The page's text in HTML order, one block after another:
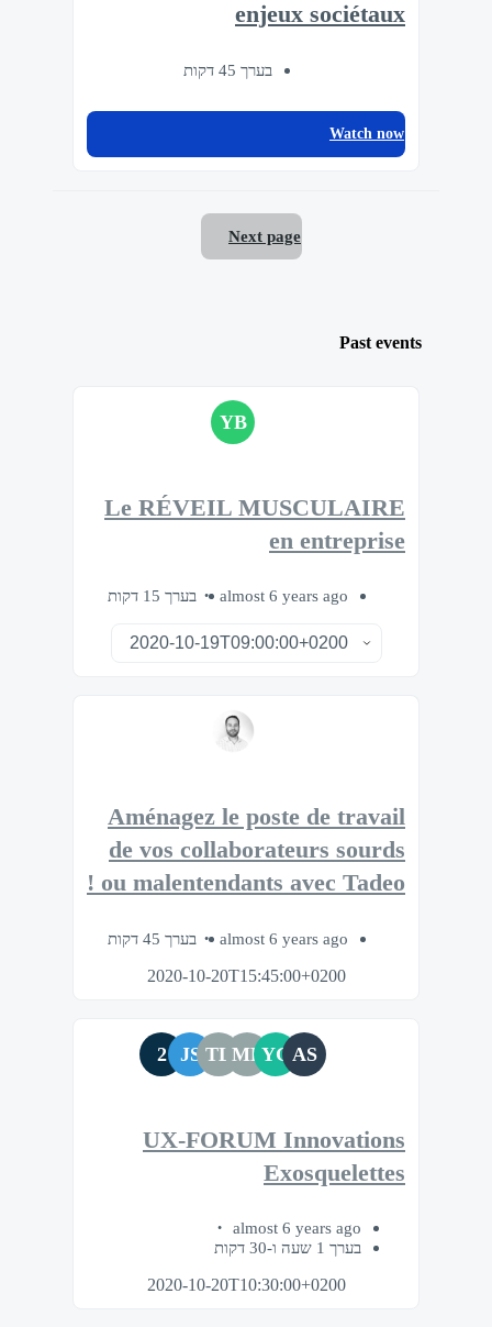
enjeux sociétaux
בערך 45 דקות
Watch now
Next page
Past events
YB
Le RÉVEIL MUSCULAIRE
en entreprise
almost 6 years ago בערך 15 דקות
Aménagez le poste de travail
de vos collaborateurs sourds
ou malentendants avec Tadeo !
almost 6 years ago
בערך 45 דקות
2020-10-20T15:45:00+0200
AS
YG
MB
TL
JS
2
UX-FORUM Innovations
Exosquelettes
almost 6 years ago
בערך 1 שעה ו-30 דקות
2020-10-20T10:30:00+0200